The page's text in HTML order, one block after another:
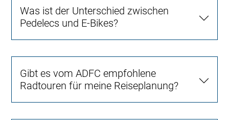
Was ist der Unterschied zwischen
Pedelecs und E-Bikes?
Gibt es vom ADFC empfohlene
Radtouren für meine Reiseplanung?